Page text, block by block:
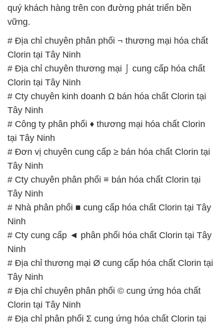
quý khách hàng trên con đường phát triển bền
vững.
# Địa chỉ chuyên phân phối ¬ thương mại hóa chất
Clorin tại Tây Ninh
# Địa chỉ chuyên thương mại ⌡ cung cấp hóa chất
Clorin tại Tây Ninh
# Cty chuyên kinh doanh Ω bán hóa chất Clorin tại
Tây Ninh
# Công ty phân phối ♦ thương mại hóa chất Clorin
tại Tây Ninh
# Đơn vị chuyên cung cấp ≥ bán hóa chất Clorin tại
Tây Ninh
# Cty chuyên phân phối ≡ bán hóa chất Clorin tại
Tây Ninh
# Nhà phân phối ■ cung cấp hóa chất Clorin tại Tây
Ninh
# Cty cung cấp ◄ phân phối hóa chất Clorin tại Tây
Ninh
# Địa chỉ thương mại Ø cung cấp hóa chất Clorin tại
Tây Ninh
# Địa chỉ chuyên phân phối © cung ứng hóa chất
Clorin tại Tây Ninh
# Địa chỉ phân phối Σ cung ứng hóa chất Clorin tại